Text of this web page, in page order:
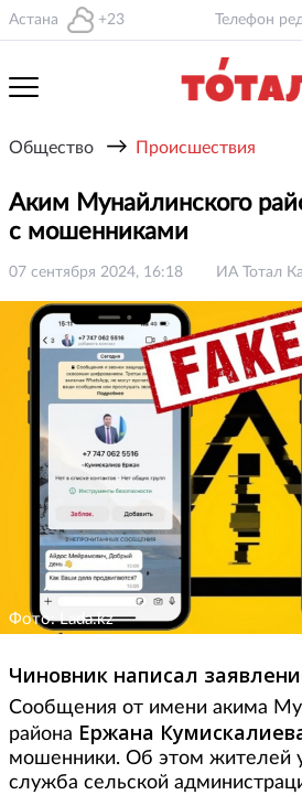
Астана +23 Телефон
Общество → Происшествия
Аким Мунайлинского
с мошенниками
07 сентября 2024, 16:18 ИА Тотал
Фото: Lada.kz
Чиновник написал
Сообщения от имени акима
района Ержана
мошенники. Об этом жителей
служба сельской